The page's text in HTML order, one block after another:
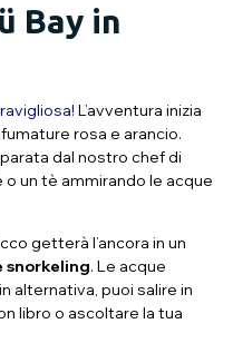
Bay in
L’avventura inizia
rosa e arancio.
dal nostro chef di
un tè ammirando le acque
getterà l’ancora in un
snorkeling. Le acque
alternativa, puoi salire in
libro o ascoltare la tua